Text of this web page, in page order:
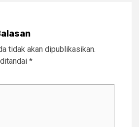
tidak akan dipublikasikan.
*